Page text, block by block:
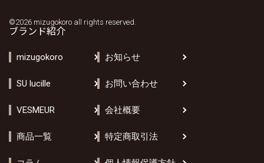
©2026 mizugokoro all rights reserved.
ブランド紹介
mizugokoro
SU lucille
VESMEUR
商品一覧
お知らせ
お問い合わせ
会社概要
特定商取引法